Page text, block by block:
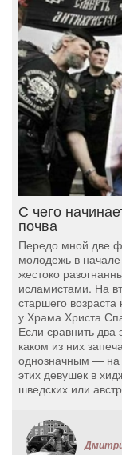
С чего
почва
Передо мной две
молодежь в начале
жестоко
исламистами. На
старшего
у Храма Христа
Если сравнить два
каком из них
однозначным — на
этих девушек в
шведских или